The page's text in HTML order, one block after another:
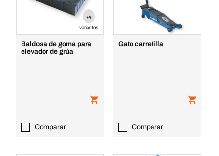
+4
variantes
Baldosa de goma para
elevador de grúa
Comparar
Gato carretilla
Comparar